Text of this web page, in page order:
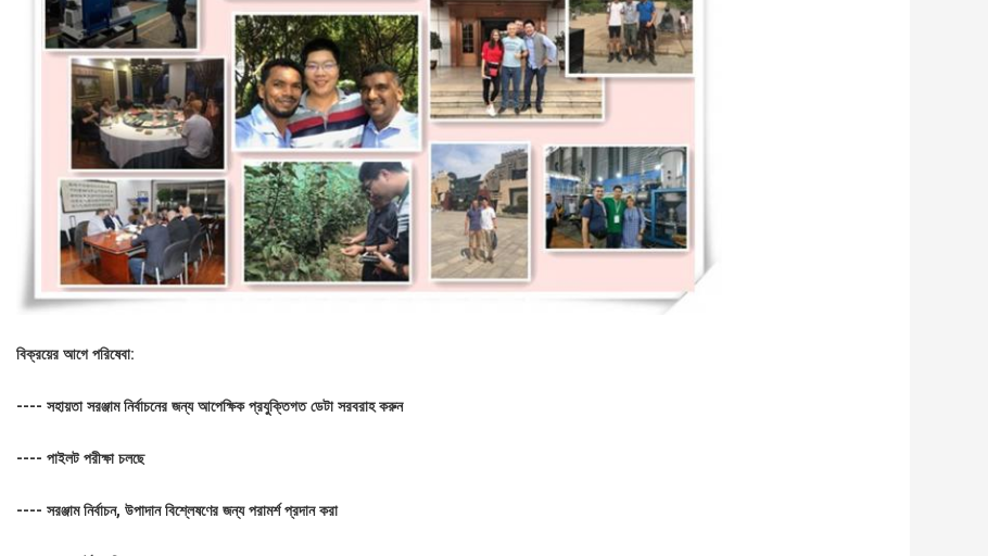
বিক্রয়ের আগে পরিষেবা:
---- সহায়তা সরঞ্জাম নির্বাচনের জন্য আপেক্ষিক প্রযুক্তিগত ডেটা সরবরাহ করুন
---- পাইলট পরীক্ষা চলছে
---- সরঞ্জাম নির্বাচন, উপাদান বিশ্লেষণের জন্য পরামর্শ প্রদান করা